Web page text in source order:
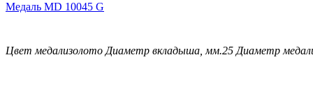
Медаль MD 10045 G
Цвет медализолото Диаметр вкладыша, мм.25 Диаметр